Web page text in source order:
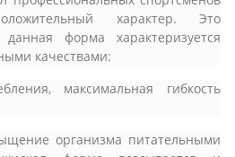
характер. Это
форма характеризуется
качествами:
максимальная гибкость
организма питательными